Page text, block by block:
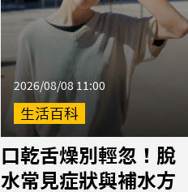
2026/08/08 11:00
生活百科
口乾舌燥別輕忽！脫
水常見症狀與補水方